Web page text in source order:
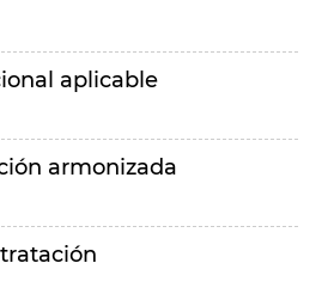
aplicable
armonizada